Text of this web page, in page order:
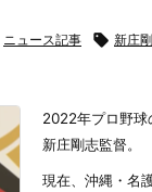
ニュース記事  新庄
2022年プロ野球
新庄剛志監督。
現在、沖縄・名